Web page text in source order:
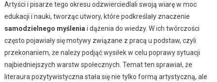
Artyści i pisarze tego okresu odzwierciedlali swoją wiarę w moc
edukacji i nauki, tworząc utwory, które podkreślały znaczenie
samodzielnego myślenia i dążenia do wiedzy. W ich twórczości
często pojawiały się motywy związane z pracą u podstaw, czyli
przekonaniem, że należy podjąć wysiłek w celu poprawy sytuacji
najbiedniejszych warstw społecznych. Temat ten sprawiał, że
literaura pozytywistyczna stała się nie tylko formą artystyczną, ale